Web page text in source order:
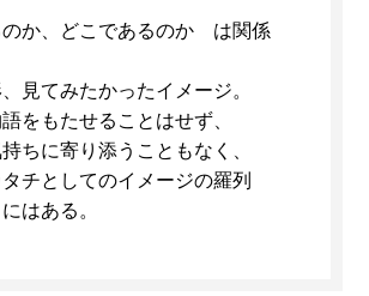
のか、どこであるのか は関係
見てみたかったイメージ。
をもたせることはせず、
ちに寄り添うこともなく、
チとしてのイメージの羅列
はある。